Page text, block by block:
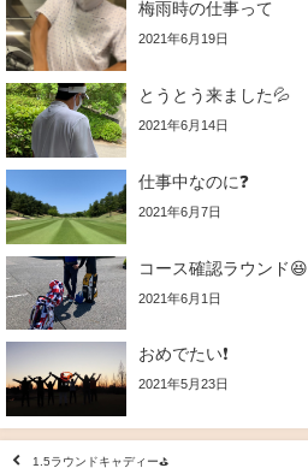
梅雨時の仕事って
2021年6月19日
とうとう来ました💦
2021年6月14日
仕事中なのに❓
2021年6月7日
コース確認ラウンド😆
2021年6月1日
おめでたい❗️
2021年5月23日
1.5ラウンドキャディー⛳